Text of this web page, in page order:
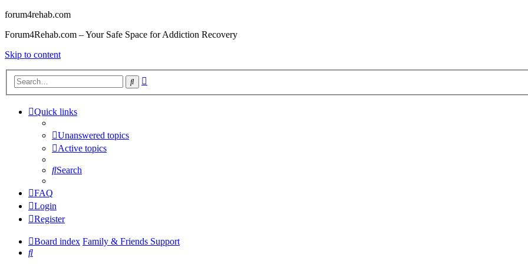
forum4rehab.com
Forum4Rehab.com – Your Safe Space for Addiction Recovery
Skip to content
Search
Quick links
Unanswered topics
Active topics
Search
FAQ
Login
Register
Board index Family & Friends Support
Search